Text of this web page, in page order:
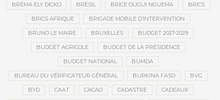
BRÉMA ELY DICKO BRÉSIL BRICE OLIGUI NGUEMA BRICS
BRICS AFRIQUE BRIGADE MOBILE D’INTERVENTION
BRUNO LE MAIRE BRUXELLES BUDGET 2027-2029
BUDGET AGRICOLE BUDGET DE LA PRÉSIDENCE
BUDGET NATIONAL BUMDA
BUREAU DU VÉRIFICATEUR GÉNÉRAL BURKINA FASO BVG
BYD CAAT CACAO CADASTRE CADEAUX